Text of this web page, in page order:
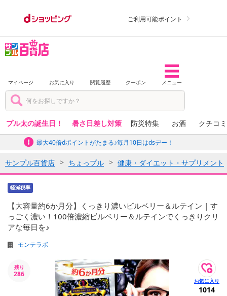
ご利用可能ポイント
マイページ お気に入り 閲覧履歴 クーポン メニュー
プル太の誕生日！ 暑さ日差し対策 防災特集 お酒 クチコ
最大40倍dポイントがたまる♪毎月10日はdsデー！
サンプル百貨店 ちょっプル 健康・ダイエット・サプリメント
軽減税率
【大容量約6か月分】くっきり濃いビルベリー＆ルテイン | す
っごく濃い！100倍濃縮ビルベリー＆ルテインでくっきりクリ
アな毎日を♪
モンテラボ
残り
286
1014